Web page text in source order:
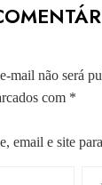
mail não será
com *
email e site